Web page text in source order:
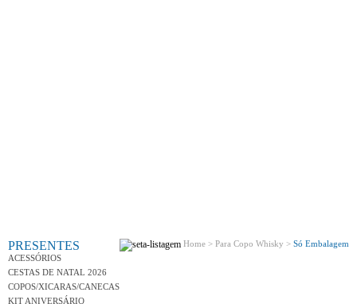
PRESENTES
ACESSÓRIOS
CESTAS DE NATAL 2026
COPOS/XICARAS/CANECAS
KIT ANIVERSÁRIO
Home > Para Copo Whisky > Só Embalagem